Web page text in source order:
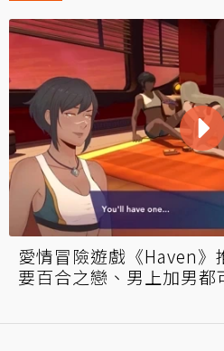
愛情冒險遊戲《Haven》
要百合之戀、男上加男都